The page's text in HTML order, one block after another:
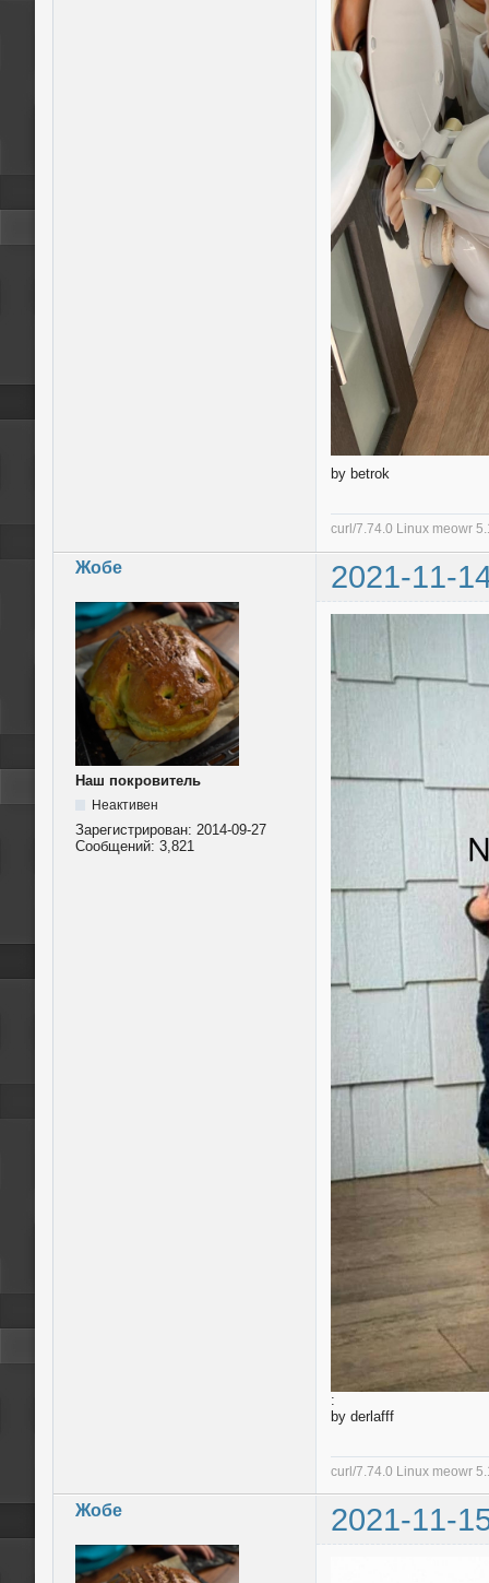
by betrok
curl/7.74.0 Linux meowr
Жобе 2021-11-
Наш покровитель
Неактивен
Зарегистрирован: 2014-09-27
Сообщений: 3,821
:
by derlafff
curl/7.74.0 Linux meowr
Жобе 2021-11-